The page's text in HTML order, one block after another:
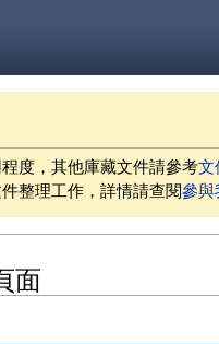
度，其他庫藏文件請參考文
整理工作，詳情請查閱參與
面